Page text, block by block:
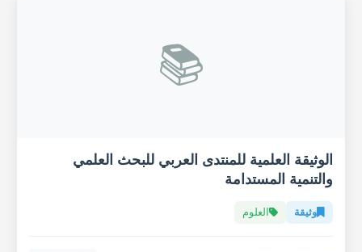
📚
الوثيقة العلمية للمنتدى العربي للبحث العلمي
والتنمية المستدامة
وثيقة العلوم